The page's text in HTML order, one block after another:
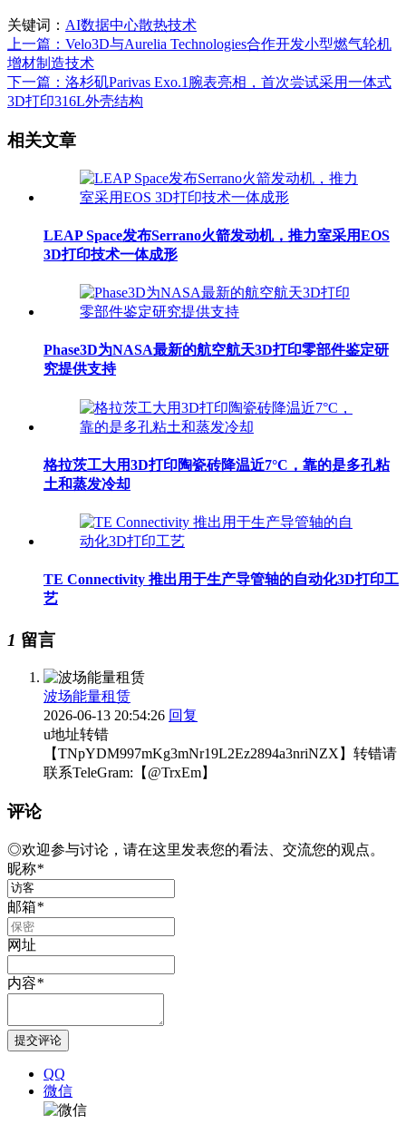
关键词： AI数据中心散热技术
上一篇：Velo3D与Aurelia Technologies合作开发小型燃气轮机
增材制造技术
下一篇：洛杉矶Parivas Exo.1腕表亮相，首次尝试采用一体式
3D打印316L外壳结构
相关文章
LEAP Space发布Serrano火箭发动机，推力室采用EOS
3D打印技术一体成形
Phase3D为NASA最新的航空航天3D打印零部件鉴定研
究提供支持
格拉茨工大用3D打印陶瓷砖降温近7°C，靠的是多孔粘
土和蒸发冷却
TE Connectivity 推出用于生产导管轴的自动化3D打印工
艺
1 留言
波场能量租赁
2026-06-13 20:54:26 回复
u地址转错
【TNpYDM997mKg3mNr19L2Ez2894a3nriNZX】转错请
联系TeleGram:【@TrxEm】
评论
◎欢迎参与讨论，请在这里发表您的看法、交流您的观点。
昵称*
邮箱*
网址
内容*
QQ
微信